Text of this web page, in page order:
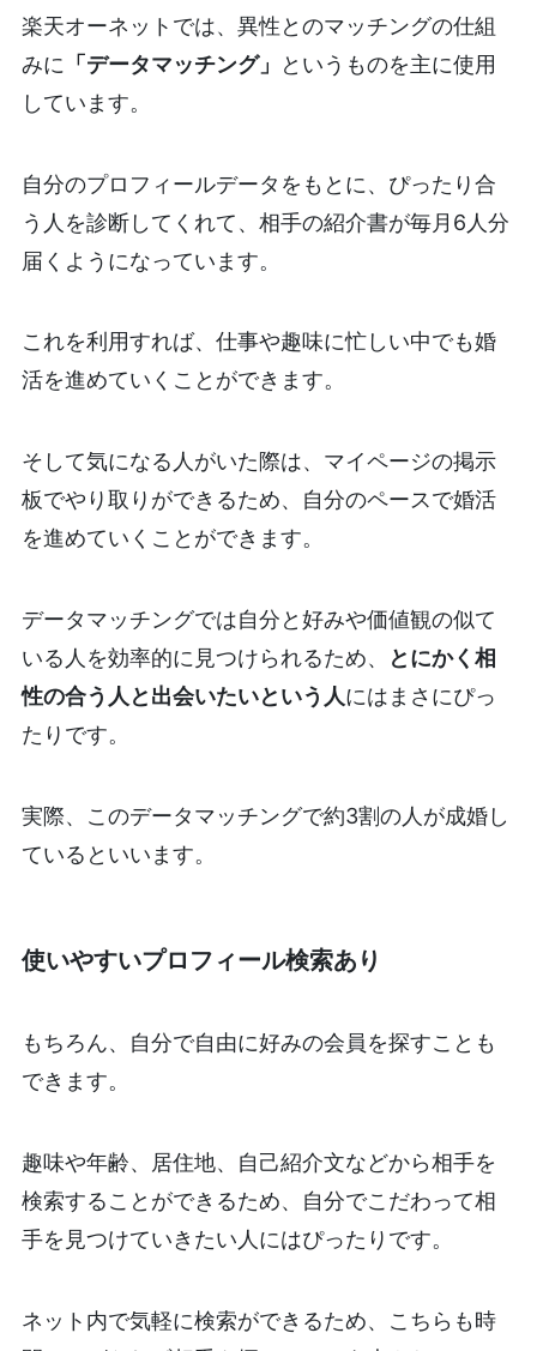
楽天オーネットでは、異性とのマッチングの仕組
みに 「データマッチング」
というものを主に使用
しています。
自分のプロフィールデータをもとに、ぴったり合
う人を診断してくれて、相手の紹介書が毎月6人分
届くようになっています。
これを利用すれば、仕事や趣味に忙しい中でも婚
活を進めていくことができます。
そして気になる人がいた際は、マイページの掲示
板でやり取りができるため、自分のペースで婚活
を進めていくことができます。
データマッチングでは自分と好みや価値観の似て
いる人を効率的に見つけられるため、
とにかく相
性の合う人と出会いたいという人にはまさにぴっ
たりです。
実際、このデータマッチングで約3割の人が成婚し
ているといいます。
使いやすいプロフィール検索あり
もちろん、自分で自由に好みの会員を探すことも
できます。
趣味や年齢、居住地、自己紹介文などから相手を
検索することができるため、自分でこだわって相
手を見つけていきたい人にはぴったりです。
ネット内で気軽に検索ができるため、こちらも時